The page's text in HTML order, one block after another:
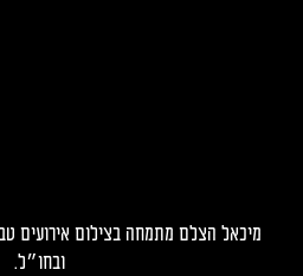
מיכאל הצלם מתמחה בצילום אירועים
ובחו״ל.